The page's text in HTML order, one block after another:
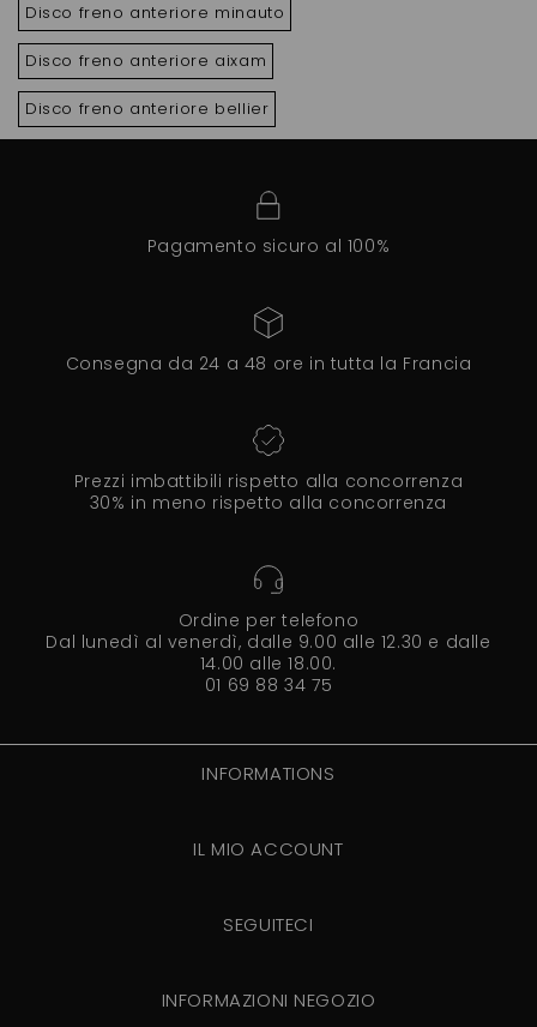
Disco freno anteriore minauto
Disco freno anteriore aixam
Disco freno anteriore bellier
Pagamento sicuro al 100%
Consegna da 24 a 48 ore in tutta la Francia
Prezzi imbattibili rispetto alla concorrenza
30% in meno rispetto alla concorrenza
Ordine per telefono
Dal lunedì al venerdì, dalle 9.00 alle 12.30 e dalle
14.00 alle 18.00.
01 69 88 34 75
INFORMATIONS
IL MIO ACCOUNT
SEGUITECI
INFORMAZIONI NEGOZIO